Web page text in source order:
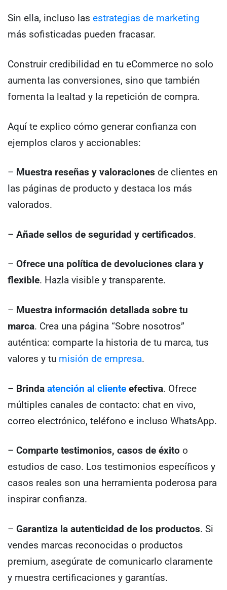
Sin ella, incluso las estrategias de marketing
más sofisticadas pueden fracasar.
Construir credibilidad en tu eCommerce no solo
aumenta las conversiones, sino que también
fomenta la lealtad y la repetición de compra.
Aquí te explico cómo generar confianza con
ejemplos claros y accionables:
– Muestra reseñas y valoraciones de clientes en
las páginas de producto y destaca los más
valorados.
– Añade sellos de seguridad y certificados.
– Ofrece una política de devoluciones clara y
flexible. Hazla visible y transparente.
– Muestra información detallada sobre tu
marca. Crea una página “Sobre nosotros”
auténtica: comparte la historia de tu marca, tus
valores y tu misión de empresa.
– Brinda atención al cliente efectiva. Ofrece
múltiples canales de contacto: chat en vivo,
correo electrónico, teléfono e incluso WhatsApp.
– Comparte testimonios, casos de éxito o
estudios de caso. Los testimonios específicos y
casos reales son una herramienta poderosa para
inspirar confianza.
– Garantiza la autenticidad de los productos. Si
vendes marcas reconocidas o productos
premium, asegúrate de comunicarlo claramente
y muestra certificaciones y garantías.